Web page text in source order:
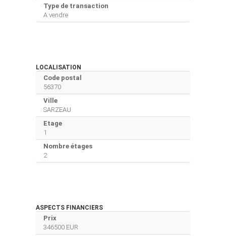
Type de transaction
A vendre
LOCALISATION
Code postal
56370
Ville
SARZEAU
Etage
1
Nombre étages
2
ASPECTS FINANCIERS
Prix
346500 EUR